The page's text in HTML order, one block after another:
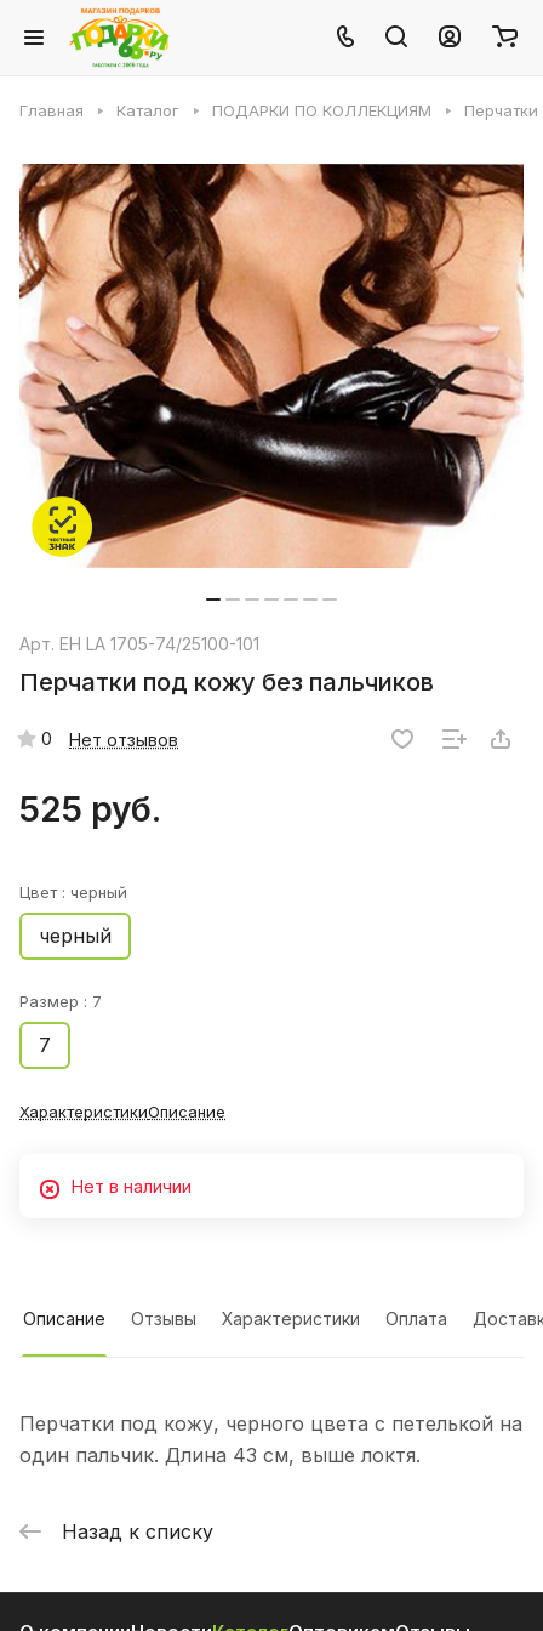
Главная Каталог ПОДАРКИ ПО КОЛЛЕКЦИЯМ Перчатки
Арт. EH LA 1705-74/25100-101
Перчатки под кожу без пальчиков
0 Нет отзывов
525 руб.
Цвет : черный
черный
Размер : 7
7
ХарактеристикиОписание
Нет в наличии
Описание Отзывы Характеристики Оплата
Перчатки под кожу, черного цвета с петелькой на
один пальчик. Длина 43 см, выше локтя.
Назад к списку